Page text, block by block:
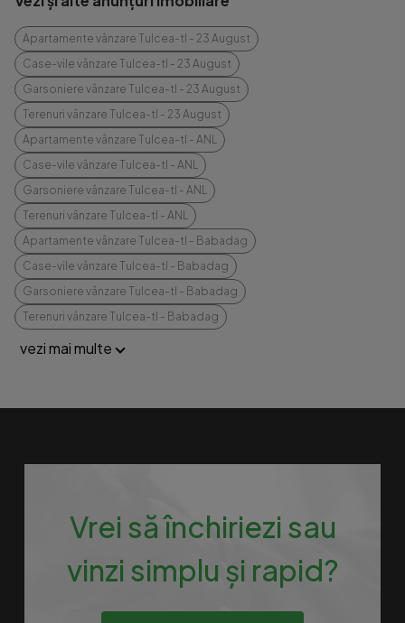
Apartamente vânzare Tulcea-tl - 23 August
Case-vile vânzare Tulcea-tl - 23 August
Garsoniere vânzare Tulcea-tl - 23 August
Terenuri vânzare Tulcea-tl - 23 August
Apartamente vânzare Tulcea-tl - ANL
Case-vile vânzare Tulcea-tl - ANL
Garsoniere vânzare Tulcea-tl - ANL
Terenuri vânzare Tulcea-tl - ANL
Apartamente vânzare Tulcea-tl - Babadag
Case-vile vânzare Tulcea-tl - Babadag
Garsoniere vânzare Tulcea-tl - Babadag
Terenuri vânzare Tulcea-tl - Babadag
vezi mai multe
Vrei să închiriezi sau
vinzi simplu și rapid?